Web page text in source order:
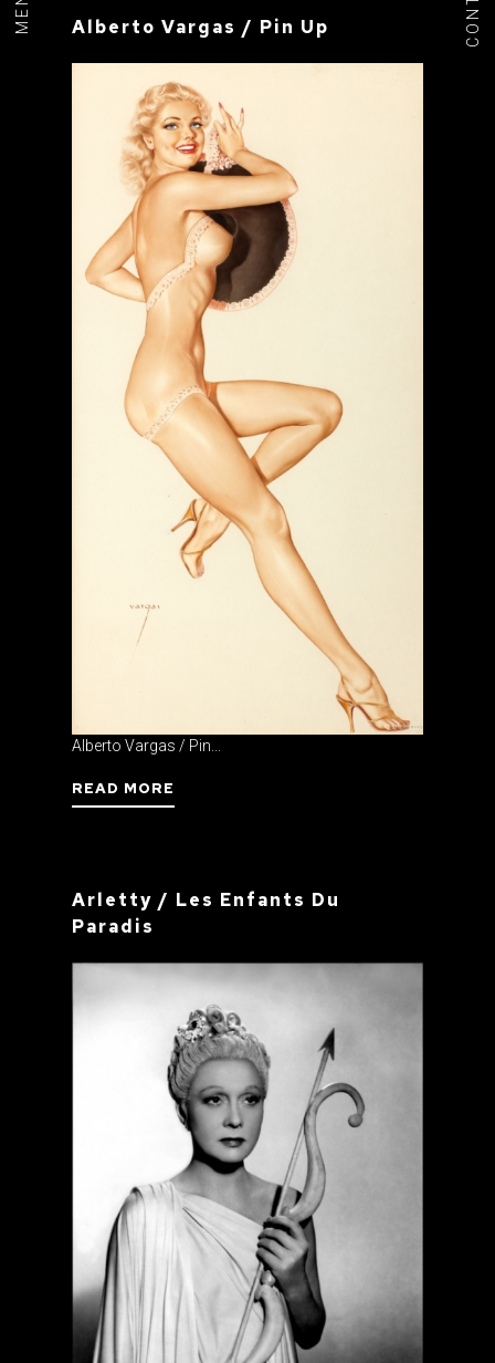
Alberto Vargas / Pin Up
Alberto Vargas / Pin...
READ MORE
Arletty / Les Enfants Du
Paradis